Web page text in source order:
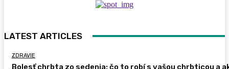
LATEST ARTICLES
ZDRAVIE
Bolesť chrbta zo sedenia: čo to robí s vašou chrbticou a